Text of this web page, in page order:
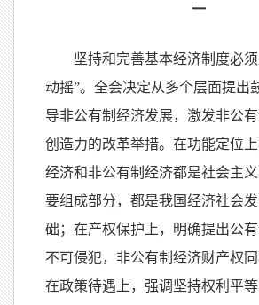
一
坚持和完善基本经济制度必
动摇”。全会决定从多个层面提出
导非公有制经济发展，激发非公
创造力的改革举措。在功能定位
经济和非公有制经济都是社会主
要组成部分，都是我国经济社会
础；在产权保护上，明确提出公
不可侵犯，非公有制经济财产权同
在政策待遇上，强调坚持权利平等